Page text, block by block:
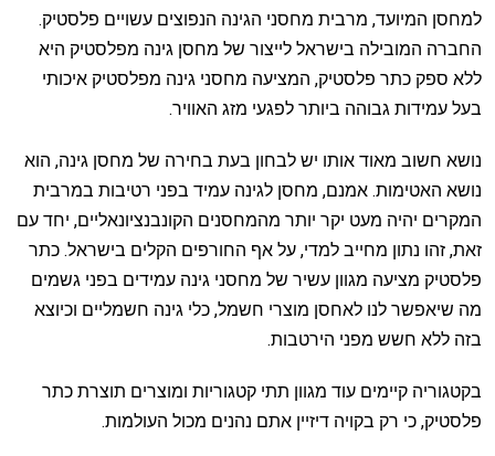
למחסן המיועד, מרבית מחסני הגינה הנפוצים עשויים פלסטיק.
החברה המובילה בישראל לייצור של מחסן גינה מפלסטיק היא
ללא ספק כתר פלסטיק, המציעה מחסני גינה מפלסטיק איכותי
בעל עמידות גבוהה ביותר לפגעי מזג האוויר.
נושא חשוב מאוד אותו יש לבחון בעת בחירה של מחסן גינה, הוא
נושא האטימות. אמנם, מחסן לגינה עמיד בפני רטיבות במרבית
המקרים יהיה מעט יקר יותר מהמחסנים הקונבנציונאליים, יחד עם
זאת, זהו נתון מחייב למדי, על אף החורפים הקלים בישראל. כתר
פלסטיק מציעה מגוון עשיר של מחסני גינה עמידים בפני גשמים
מה שיאפשר לנו לאחסן מוצרי חשמל, כלי גינה חשמליים וכיוצא
בזה ללא חשש מפני הירטבות.
בקטגוריה קיימים עוד מגוון תתי קטגוריות ומוצרים תוצרת כתר
פלסטיק, כי רק בקויה דיזיין אתם נהנים מכול העולמות.